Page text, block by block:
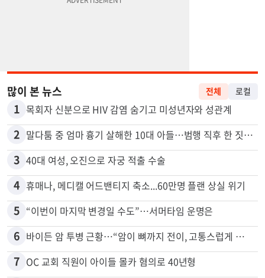
많이 본 뉴스 전체 로컬
1 목회자 신분으로 HIV 감염 숨기고 미성년자와 성관계
2 말다툼 중 엄마 흉기 살해한 10대 아들…범행 직후 한 짓 충격
3 40대 여성, 오진으로 자궁 적출 수술
4 휴매나, 메디캘 어드밴티지 축소...60만명 플랜 상실 위기
5 “이번이 마지막 변경일 수도”…서머타임 운명은
6 바이든 암 투병 근황…“암이 뼈까지 전이, 고통스럽게 투병 중”
7 OC 교회 직원이 아이들 몰카 혐의로 40년형